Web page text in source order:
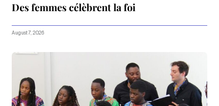
Des femmes célèbrent la foi
August 7, 2026